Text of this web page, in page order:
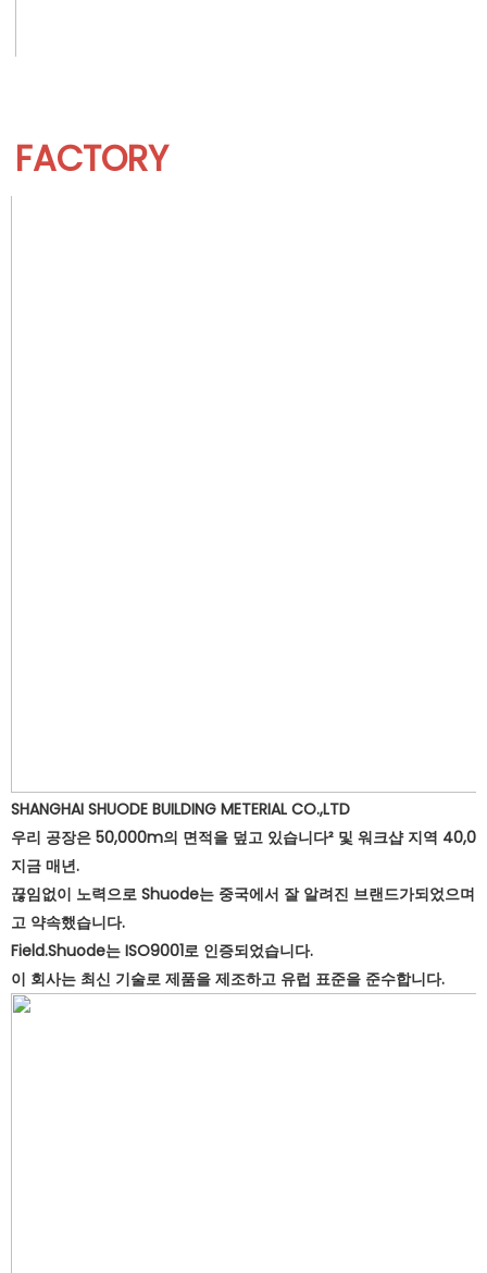
SHANGHAI SHUODE BUILDING METERIAL CO.,LTD
우리 공장은 50,000m의 면적을 덮고 있습니다² 및 워크샵 지역
지금 매년.
끊임없이 노력으로 Shuode는 중국에서 잘 알려진 브랜드가되었으
고 약속했습니다.
Field.Shuode는 ISO9001로 인증되었습니다.
이 회사는 최신 기술로 제품을 제조하고 유럽 표준을 준수합니다.